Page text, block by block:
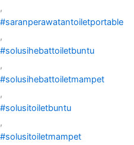
,
#saranperawatantoiletportable
,
#solusihebattoiletbuntu
,
#solusihebattoiletmampet
,
#solusitoiletbuntu
,
#solusitoiletmampet